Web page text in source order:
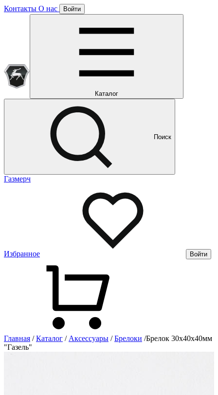
Контакты О нас Войти
Каталог
Поиск
Газмерч
Избранное Войти
Главная / Каталог / Аксессуары / Брелоки /Брелок 30х40х40мм
"Газель"
Отлично!
Подписка уже оформлена